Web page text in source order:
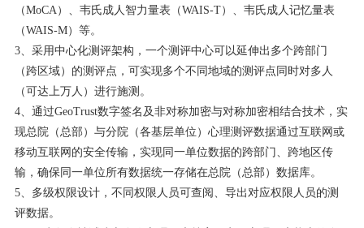
（MoCA）、韦氏成人智力量表（WAIS-T）、韦氏成人记忆量表
（WAIS-M）等。
3、采用中心化测评架构，一个测评中心可以延伸出多个跨部门
（跨区域）的测评点，可实现多个不同地域的测评点同时对多人
（可达上万人）进行施测。
4、通过GeoTrust数字签名及非对称加密与对称加密相结合技术，实
现总院（总部）与分院（各基层单位）心理测评数据通过互联网或
移动互联网的安全传输，实现同一单位数据的跨部门、跨地区传
输，确保同一单位所有数据统一存储在总院（总部）数据库。
5、多级权限设计，不同权限人员可查阅、导出对应权限人员的测
评数据。